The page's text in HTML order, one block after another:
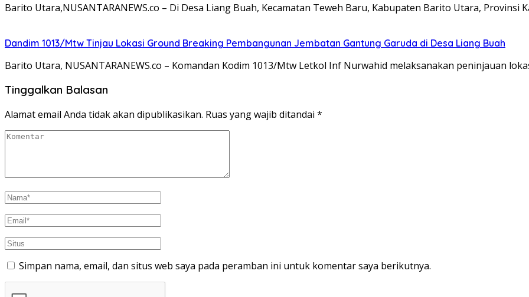
Barito Utara,NUSANTARANEWS.co – Di Desa Liang Buah, Kecamatan Teweh Baru, Kabupaten Barito Utara, Provinsi
Dandim 1013/Mtw Tinjau Lokasi Ground Breaking Pembangunan Jembatan Gantung Garuda di Desa Liang Buah
Barito Utara, NUSANTARANEWS.co – Komandan Kodim 1013/Mtw Letkol Inf Nurwahid melaksanakan peninjauan
Tinggalkan Balasan
Alamat email Anda tidak akan dipublikasikan. Ruas yang wajib ditandai *
Simpan nama, email, dan situs web saya pada peramban ini untuk komentar saya berikutnya.